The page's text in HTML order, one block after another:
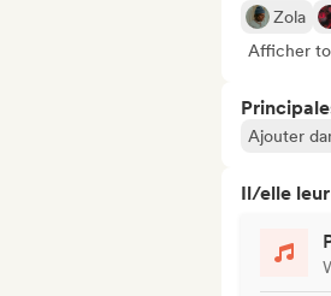
Zola
Afficher
Ajouter
Il/elle